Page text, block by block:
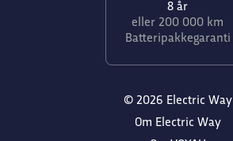
8 år
eller 200 000 km
Batteripakkegaranti
© 2026 Electric Way
Om Electric Way